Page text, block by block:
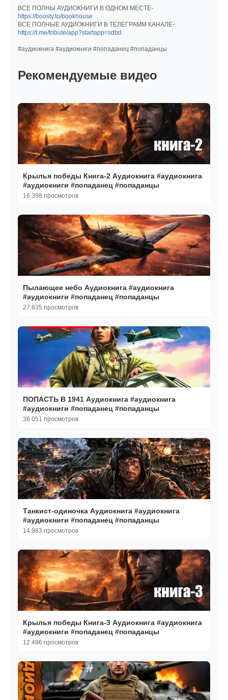
ВСЕ ПОЛНЫ АУДИОКНИГИ В ОДНОМ МЕСТЕ-
https://boosty.to/bookhouse
ВСЕ ПОЛНЫЕ АУДИОКНИГИ В ТЕЛЕГРАММ КАНАЛЕ-
https://t.me/tribute/app?startapp=sdbd
#аудиокнига #аудиокниги #попаданец #попаданцы
Рекомендуемые видео
Крылья победы Книга-2 Аудиокнига #аудиокнига
#аудиокниги #попаданец #попаданцы
16 398 просмотров
Пылающее небо Аудиокнига #аудиокнига
#аудиокниги #попаданец #попаданцы
27 835 просмотров
ПОПАСТЬ В 1941 Аудиокнига #аудиокнига
#аудиокниги #попаданец #попаданцы
36 051 просмотров
Танкист-одиночка Аудиокнига #аудиокнига
#аудиокниги #попаданец #попаданцы
14 983 просмотров
Крылья победы Книга-3 Аудиокнига #аудиокнига
#аудиокниги #попаданец #попаданцы
12 496 просмотров